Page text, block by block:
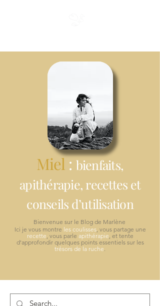
Miel : bienfaits,
apithérapie, recettes et
conseils d’utilisation
Bienvenue sur le Blog de Marlène
Ici je vous montre les coulisses, vous partage une
recette, vous parle apithérapie, et tente
d'approfondir quelques points essentiels sur les
trésors de la ruche.